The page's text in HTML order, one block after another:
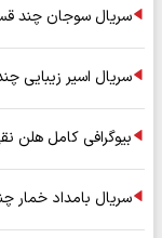
سریال سوجان چند
سریال اسیر زیبایی
بیوگرافی کامل هلن
سریال بامداد خمار